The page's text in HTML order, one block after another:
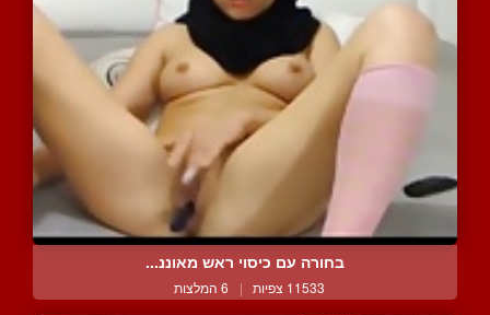
בחורה עם כיסוי ראש מאוננ...
11533 צפיות | 6 המלצות